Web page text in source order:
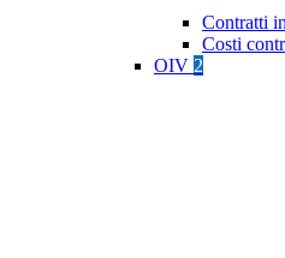
Contratti
Costi
OIV 2